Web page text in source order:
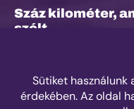
Száz kilométer,
szólt
fájdalom és a
– Interjú Lénárt